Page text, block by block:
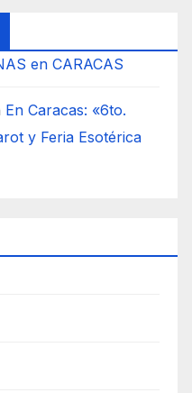
en CARACAS
En Caracas: «6to.
y Feria Esotérica